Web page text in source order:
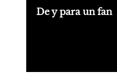
De y para un fan